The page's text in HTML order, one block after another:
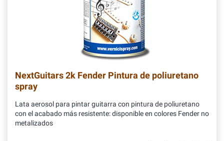
NextGuitars 2k Fender Pintura de poliuretano
spray
Lata aerosol para pintar guitarra con pintura de poliuretano
con el acabado más resistente: disponible en colores Fender no
metalizados